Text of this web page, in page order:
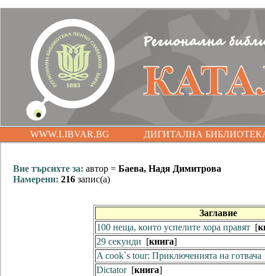
WWW.LIBVAR.BG ДИГИТАЛНА
Вие търсихте за: автор = Баева, Надя Димитрова
Намерени: 216 запис(а)
Заглавие
100 неща, които успелите хора правят[
29 секунди [книга]
A cook`s tour: Приключенията на готвача
Dictator[книга]